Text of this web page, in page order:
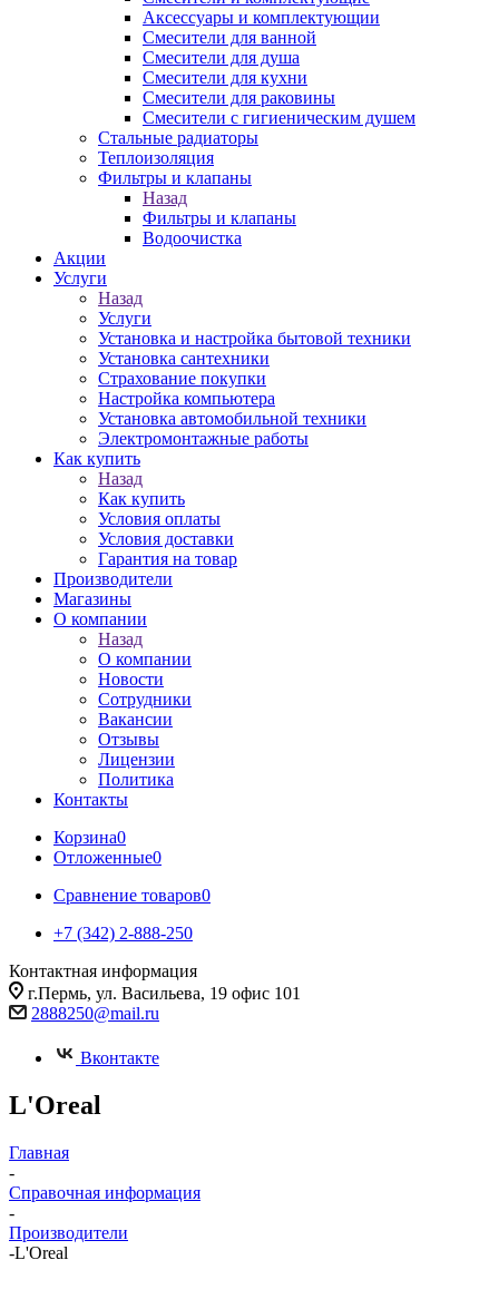
Аксессуары и комплектующии
Смесители для ванной
Смесители для душа
Смесители для кухни
Смесители для раковины
Смесители с гигиеническим душем
Стальные радиаторы
Теплоизоляция
Фильтры и клапаны
Назад
Фильтры и клапаны
Водоочистка
Акции
Услуги
Назад
Услуги
Установка и настройка бытовой техники
Установка сантехники
Страхование покупки
Настройка компьютера
Установка автомобильной техники
Электромонтажные работы
Как купить
Назад
Как купить
Условия оплаты
Условия доставки
Гарантия на товар
Производители
Магазины
О компании
Назад
О компании
Новости
Сотрудники
Вакансии
Отзывы
Лицензии
Политика
Контакты
Корзина0
Отложенные0
Сравнение товаров0
+7 (342) 2-888-250
Контактная информация
г.Пермь, ул. Васильева, 19 офис 101
2888250@mail.ru
Вконтакте
L'Oreal
Главная
-
Справочная информация
-
Производители
-L'Oreal